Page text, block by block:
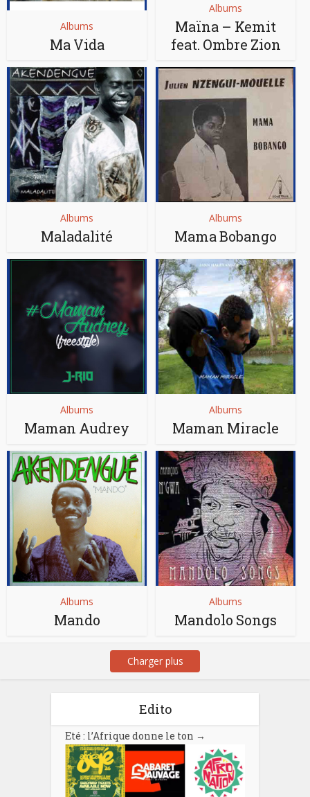
Albums
Ma Vida
Albums
Maïna – Kemit
feat. Ombre Zion
Albums
Maladalité
Albums
Mama Bobango
Albums
Maman Audrey
Albums
Maman Miracle
Albums
Mando
Albums
Mandolo Songs
Charger plus
Edito
Eté : l’Afrique donne le ton →